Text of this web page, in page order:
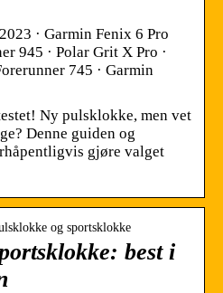
· Garmin Fenix 6 Pro
945 · Polar Grit X Pro ·
745 · Garmin
Ny pulsklokke, men vet
Denne guiden og
gjøre valget
og sportsklokke
best i